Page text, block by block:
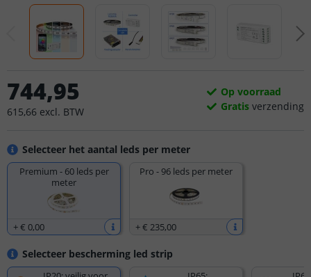
Selecteer het aantal leds per meter
Premium - 60 leds per
meter
+€ 0,00
Pro - 96 leds per meter
+€ 235,00
Selecteer bescherming led strip
744,95
615,66 excl. BTW
Op voorraad
Gratis verzending